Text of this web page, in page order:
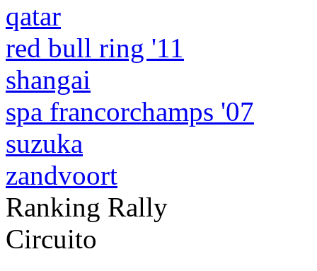
qatar
red bull ring '11
shangai
spa francorchamps '07
suzuka
zandvoort
Ranking Rally
Circuito